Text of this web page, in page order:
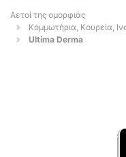
Αετοί της ομορφιάς
Κομμωτήρια, Κουρεία,
Ultima Derma